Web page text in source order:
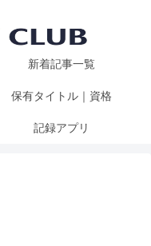
新着記事一覧
保有タイトル｜資格
記録アプリ